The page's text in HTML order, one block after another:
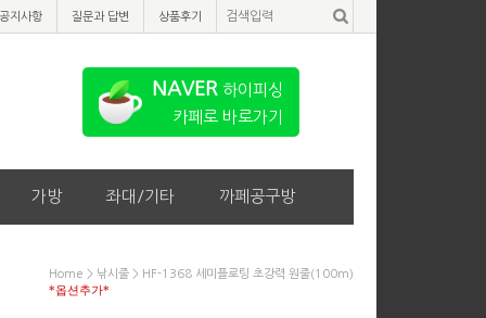
공지사항 질문과 답변 상품후기
가방 좌대/기타 까페공구방
NAVER 하이피싱
카페로 바로가기
Home > 낚시줄 > HF-1368 세미플로팅 초강력 원줄(100m)
*옵션추가*